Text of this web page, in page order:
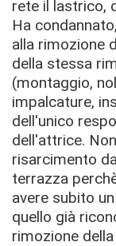
rete il lastrico,
Ha
alla rimozione
della stessa
(montaggio,
impalcature,
dell'unico
dell'attrice.
risarcimento
terrazza
avere subito
quello già
rimozione